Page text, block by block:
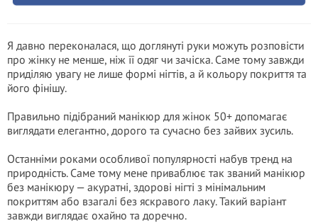
Я давно переконалася, що доглянуті руки можуть розповісти
про жінку не менше, ніж її одяг чи зачіска. Саме тому завжди
приділяю увагу не лише формі нігтів, а й кольору покриття та
його фінішу.
Правильно підібраний манікюр для жінок 50+ допомагає
виглядати елегантно, дорого та сучасно без зайвих зусиль.
Останніми роками особливої популярності набув тренд на
природність. Саме тому мене приваблює так званий манікюр
без манікюру — акуратні, здорові нігті з мінімальним
покриттям або взагалі без яскравого лаку. Такий варіант
завжди виглядає охайно та доречно.